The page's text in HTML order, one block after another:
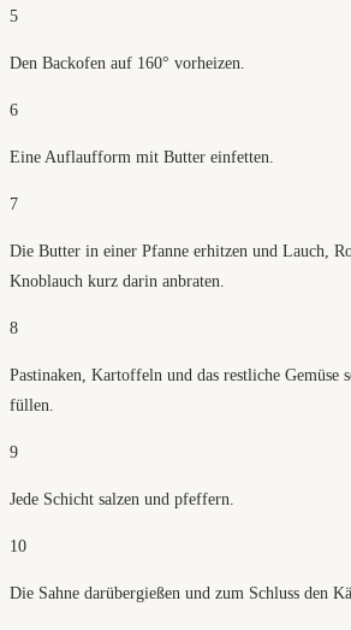
5
Den Backofen auf 160° vorheizen.
6
Eine Auflaufform mit Butter einfetten.
7
Die Butter in einer Pfanne erhitzen und Lauch,
Knoblauch kurz darin anbraten.
8
Pastinaken, Kartoffeln und das restliche Gemüse
füllen.
9
Jede Schicht salzen und pfeffern.
10
Die Sahne darübergießen und zum Schluss den